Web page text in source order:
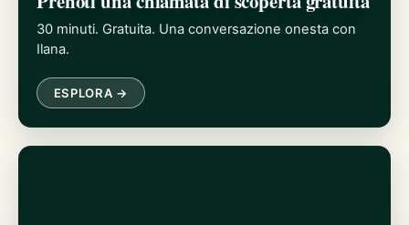
30 minuti. Gratuita. Una conversazione onesta con
Ilana.
ESPLORA →